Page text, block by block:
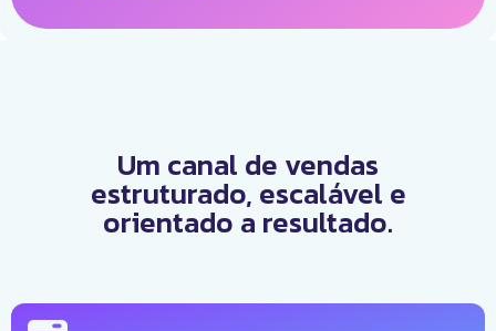
Um canal de vendas
estruturado, escalável e
orientado a resultado.